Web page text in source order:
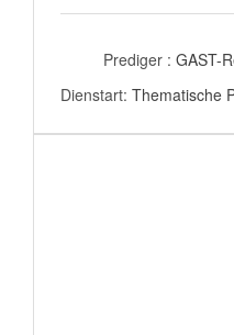
Prediger : GAST-
Dienstart: Thematische